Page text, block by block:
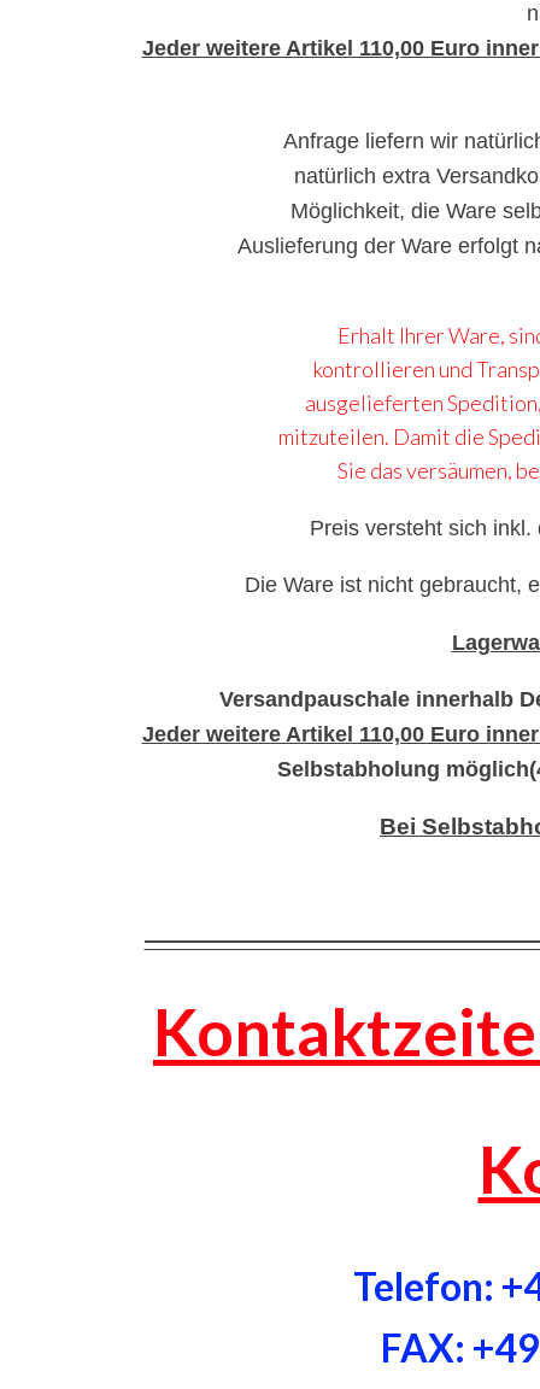
Jeder weitere Artikel 110,00 Euro
Anfrage liefern wir
natürlich extra
Möglichkeit, die Ware
Auslieferung der Ware erfolgt
Erhalt Ihrer Ware,
kontrollieren und
ausgelieferten
mitzuteilen. Damit die
Sie das versäumen,
Preis versteht sich
Die Ware ist nicht gebraucht,
Versandpauschale innerhalb
Jeder weitere Artikel 110,00 Euro
Selbstabholung
Bei
Telefon:
FAX: